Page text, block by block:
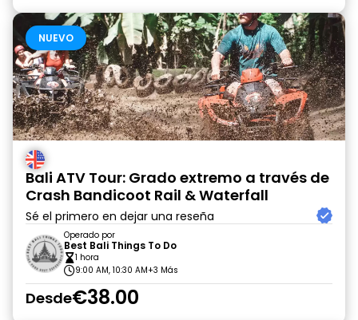
NUEVO
Bali ATV Tour: Grado extremo a través de
Crash Bandicoot Rail & Waterfall
Sé el primero en dejar una reseña
Operado por
Best Bali Things To Do
1 hora
9:00 AM, 10:30 AM+3 Más
Desde€38.00